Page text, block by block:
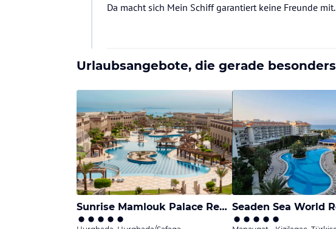
Da macht sich Mein Schiff garantiert keine Freunde mit.